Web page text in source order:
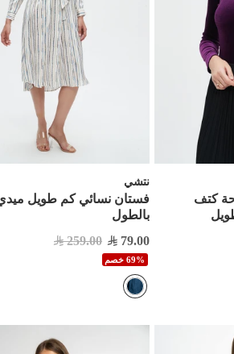
كتف
نتشي
فستان نسائي كم طويل
بالطول
79.00
259.00
69% خصم